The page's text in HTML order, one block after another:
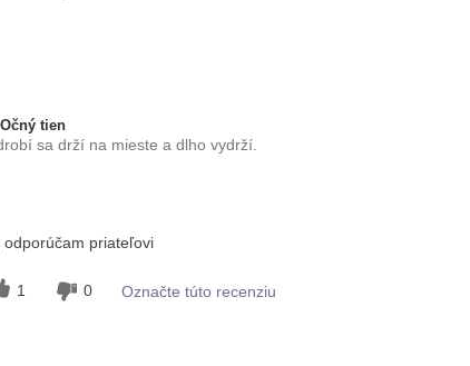
tien
sa drží na mieste a dlho vydrží.
značkami
odporúčam priateľovi
1 0 Označte túto recenziu